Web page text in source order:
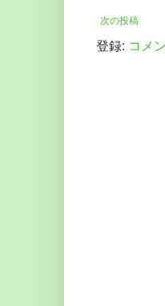
次の投稿
登録: コメ